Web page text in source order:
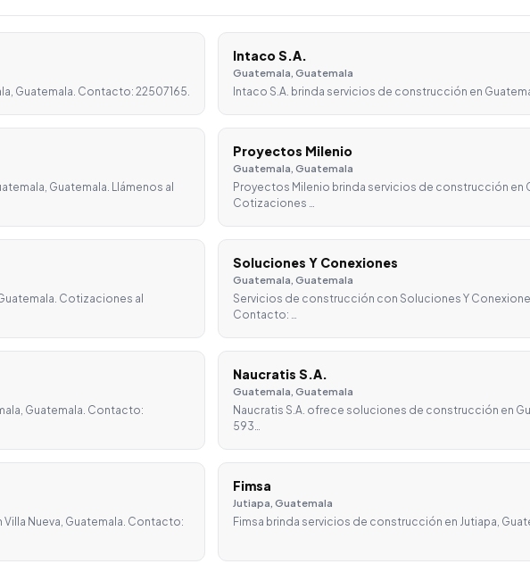
Guatemala. Contacto: 22507165.
Intaco S.A.
Guatemala, Guatemala
Intaco S.A. brinda servicios de construcción en
Guatemala. Llámenos al
Proyectos Milenio
Guatemala, Guatemala
Proyectos Milenio brinda servicios de construcción en
Cotizaciones …
Cotizaciones al
Soluciones Y Conexiones
Guatemala, Guatemala
Servicios de construcción con Soluciones Y
Contacto: …
Guatemala. Contacto:
Naucratis S.A.
Guatemala, Guatemala
Naucratis S.A. ofrece soluciones de construcción en
593…
Nueva, Guatemala. Contacto:
Fimsa
Jutiapa, Guatemala
Fimsa brinda servicios de construcción en Jutiapa,